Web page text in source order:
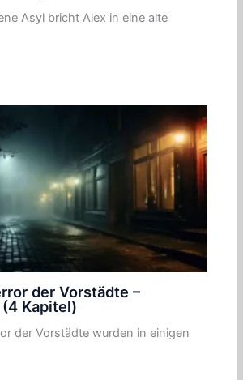
Asyl bricht Alex in eine alte
der Vorstädte –
Kapitel)
der Vorstädte wurden in einigen